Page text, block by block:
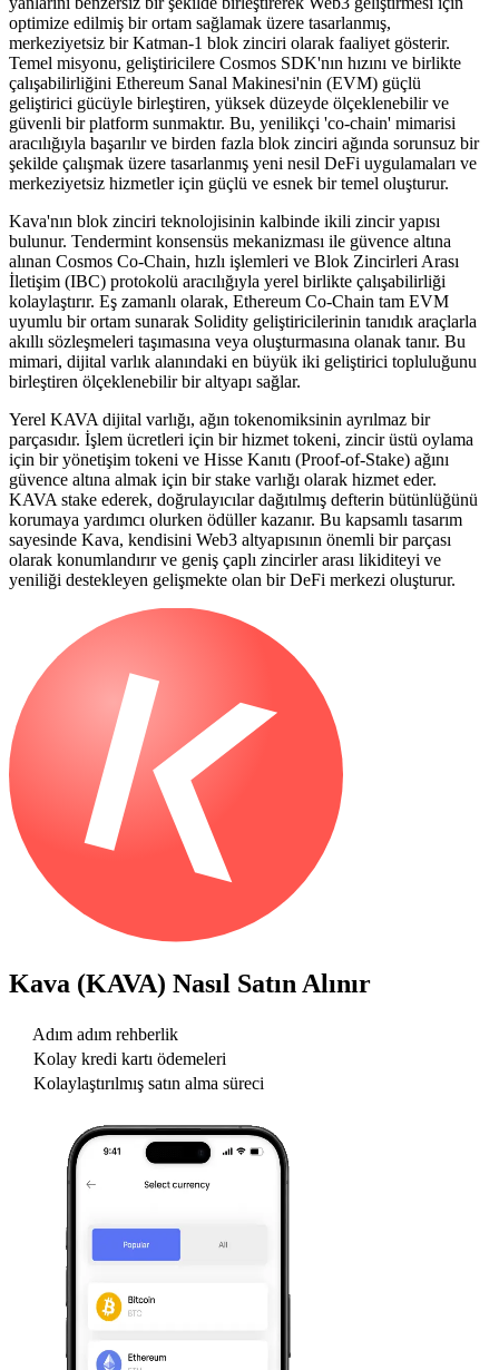
optimize edilmiş bir ortam sağlamak üzere tasarlanmış,
merkeziyetsiz bir Katman-1 blok zinciri olarak faaliyet gösterir.
Temel misyonu, geliştiricilere Cosmos SDK'nın hızını ve birlikte
çalışabilirliğini Ethereum Sanal Makinesi'nin (EVM) güçlü
geliştirici gücüyle birleştiren, yüksek düzeyde ölçeklenebilir ve
güvenli bir platform sunmaktır. Bu, yenilikçi 'co-chain' mimarisi
aracılığıyla başarılır ve birden fazla blok zinciri ağında sorunsuz bir
şekilde çalışmak üzere tasarlanmış yeni nesil DeFi uygulamaları ve
merkeziyetsiz hizmetler için güçlü ve esnek bir temel oluşturur.
Kava'nın blok zinciri teknolojisinin kalbinde ikili zincir yapısı
bulunur. Tendermint konsensüs mekanizması ile güvence altına
alınan Cosmos Co-Chain, hızlı işlemleri ve Blok Zincirleri Arası
İletişim (IBC) protokolü aracılığıyla yerel birlikte çalışabilirliği
kolaylaştırır. Eş zamanlı olarak, Ethereum Co-Chain tam EVM
uyumlu bir ortam sunarak Solidity geliştiricilerinin tanıdık araçlarla
akıllı sözleşmeleri taşımasına veya oluşturmasına olanak tanır. Bu
mimari, dijital varlık alanındaki en büyük iki geliştirici topluluğunu
birleştiren ölçeklenebilir bir altyapı sağlar.
Yerel KAVA dijital varlığı, ağın tokenomiksinin ayrılmaz bir
parçasıdır. İşlem ücretleri için bir hizmet tokeni, zincir üstü oylama
için bir yönetişim tokeni ve Hisse Kanıtı (Proof-of-Stake) ağını
güvence altına almak için bir stake varlığı olarak hizmet eder.
KAVA stake ederek, doğrulayıcılar dağıtılmış defterin bütünlüğünü
korumaya yardımcı olurken ödüller kazanır. Bu kapsamlı tasarım
sayesinde Kava, kendisini Web3 altyapısının önemli bir parçası
olarak konumlandırır ve geniş çaplı zincirler arası likiditeyi ve
yeniliği destekleyen gelişmekte olan bir DeFi merkezi oluşturur.
Kava (KAVA) Nasıl Satın Alınır
Adım adım rehberlik
Kolay kredi kartı ödemeleri
Kolaylaştırılmış satın alma süreci